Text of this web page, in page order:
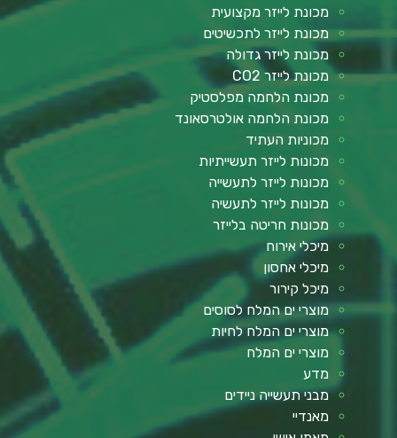
מכונת לייזר מקצועית
מכונת לייזר לתכשיטים
מכונת לייזר גדולה
מכונת לייזר CO2
מכונת הלחמה מפלסטיק
מכונת הלחמה אולטרסאונד
מכוניות העתיד
מכונות לייזר תעשייתיות
מכונות לייזר לתעשייה
מכונות לייזר לתעשיה
מכונות חריטה בלייזר
מיכלי אירוח
מיכלי אחסון
מיכל קירור
מוצרי ים המלח לסוסים
מוצרי ים המלח לחיות
מוצרי ים המלח
מדע
מבני תעשייה ניידים
מאנדיי